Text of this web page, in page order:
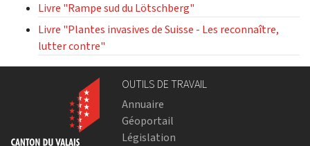
Livre "Rampe sud du Lötschberg"
Livre "Plantes invasives de Suisse - Les reconnaître,
lutter contre"
OUTILS DE TRAVAIL
Annuaire
Géoportail
Législation